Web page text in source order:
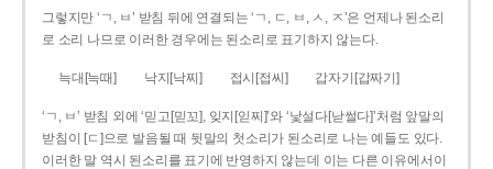
그렇지만 ‘ㄱ, ㅂ’ 받침 뒤에 연결되는 ‘ㄱ, ㄷ, ㅂ, ㅅ, ㅈ’은 언제나 된소리
로 소리 나므로 이러한 경우에는 된소리로 표기하지 않는다.
늑대[늑때] 낙지[낙찌] 접시[접씨] 갑자기[갑짜기]
‘ㄱ, ㅂ’ 받침 외에 ‘믿고[믿꼬], 잊지[읻찌]’와 ‘낯설다[낟썰다]’처럼 앞말의
받침이 [ㄷ]으로 발음될 때 뒷말의 첫소리가 된소리로 나는 예들도 있다.
이러한 말 역시 된소리를 표기에 반영하지 않는데 이는 다른 이유에서이